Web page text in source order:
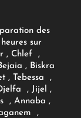
des
sur
, Chlef ,
, Biskra
, Tebessa ,
, Jijel ,
, Annaba ,
,